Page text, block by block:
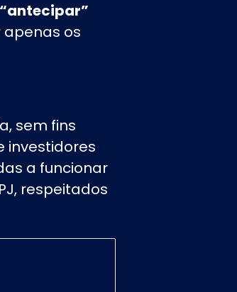
apenas os
sem fins
investidores
a funcionar
respeitados